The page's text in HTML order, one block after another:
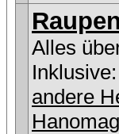
Raupen
Alles
Inklusive:
andere
Hanomag